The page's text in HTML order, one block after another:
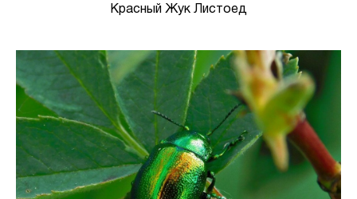
Красный Жук Листоед